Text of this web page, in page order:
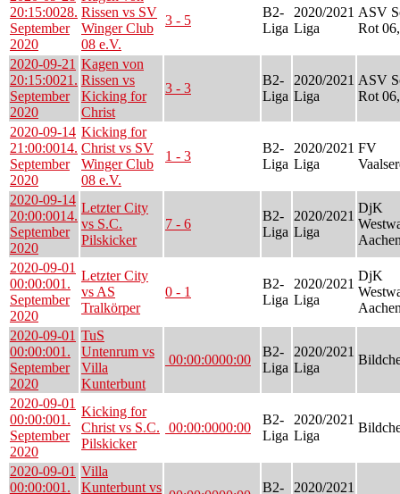
20:15:0028.
September
2020
Rissen vs SV
Winger Club
08 e.V.
3 - 5
B2-
Liga
2020/2021
Liga
ASV
Rot 06,
2020-09-21
20:15:0021.
September
2020
Kagen von
Rissen vs
Kicking for
Christ
3 - 3
B2-
Liga
2020/2021
Liga
ASV
Rot 06,
2020-09-14
21:00:0014.
September
2020
Kicking for
Christ vs SV
Winger Club
08 e.V.
1 - 3
B2-
Liga
2020/2021
Liga
FV
2020-09-14
20:00:0014.
September
2020
Letzter City
vs S.C.
Pilskicker
7 - 6
B2-
Liga
2020/2021
Liga
DjK
2020-09-01
00:00:001.
September
2020
Letzter City
vs AS
Tralkörper
0 - 1
B2-
Liga
2020/2021
Liga
DjK
2020-09-01
00:00:001.
September
2020
TuS
Untenrum vs
Villa
Kunterbunt
00:00:0000:00
B2-
Liga
2020/2021
Liga
2020-09-01
00:00:001.
September
2020
Kicking for
Christ vs S.C.
Pilskicker
00:00:0000:00
B2-
Liga
2020/2021
Liga
2020-09-01
00:00:001.
Villa
Kunterbunt vs
B2-
2020/2021